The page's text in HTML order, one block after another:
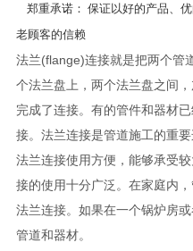
郑重承诺： 保证以好的产品、
老顾客的信赖
法兰(flange)连接就是把两个管
个法兰盘上，两个法兰盘之间
完成了连接。有的管件和器材
接。法兰连接是管道施工的重要
法兰连接使用方便，能够承受
接的使用十分广泛。在家庭内
法兰连接。如果在一个锅炉房
管道和器材。